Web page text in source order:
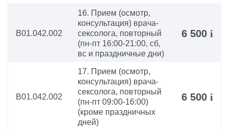
В01.042.002
16. Прием (осмотр,
консультация) врача-
сексолога, повторный
(пн-пт 16:00-21:00, сб,
вс и праздничные дни)
6 500 i
В01.042.002
17. Прием (осмотр,
консультация) врача-
сексолога, повторный
(пн-пт 09:00-16:00)
(кроме праздничных
дней)
6 500 i